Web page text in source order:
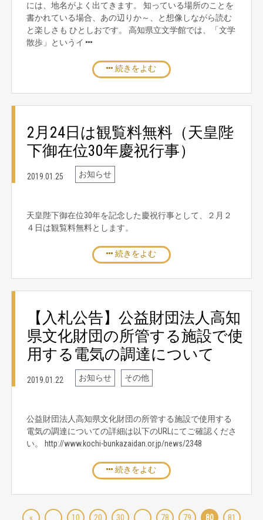
には、地名がよく出てきます。 知っている場所のことを
書かれている場合、あの辺りか～、と想像しながら読む
と楽しさも ひとしおです。 高知県立文学館では、「文学
散歩」というイ
続きをよむ
2月24日は観覧料無料（天皇陛
下御在位30年慶祝行事）
2019.01.25 お知らせ
天皇陛下御在位30年を記念した慶祝行事として、２月２
４日は観覧料無料とします。
続きをよむ
【入札公告】公益財団法人高知
県文化財団の所管する施設で使
用する電気の調達について
2019.01.22 お知らせ その他
公益財団法人高知県文化財団の所管する施設で使用する
電気の調達についての詳細は以下のURLにてご確認くださ
い。 http://www.kochi-bunkazaidan.or.jp/news/2348
続きをよむ
« 10 20 30 78 79 80 81